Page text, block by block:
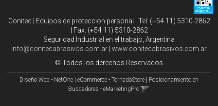
Conitec | Equipos de proteccion personal | Tel: (+54 11) 5310-2862
| Fax: (+54 11) 5310-2862
Seguridad Industrial en el trabajo, Argentina
info@conitecabrasivos.com.ar www.conitecabrasivos.com.ar
© Todos los derechos Reservados
Diseño Web - NetOne eCommerce - TornadoStore
Posicionamiento en
Buscadores - eMarketingPro